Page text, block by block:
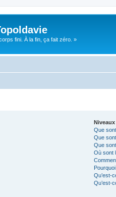
fini. À la fin, ça fait zéro. »
Que
Que
Que
Où sont
Qu’est-
Qu’est-